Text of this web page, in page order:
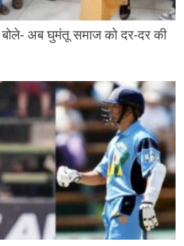
बोले- अब घुमंतू समाज को दर-दर की